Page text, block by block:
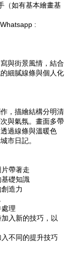
（如有基本繪畫基
:
與街景風情，結合
細膩線條與個人化
，描繪結構分明清
與氣氛。畫面多帶
過線條與溫暖色
市日記。
帶著走
礎知識
造力
理
入新的技巧，以
不同的提升技巧